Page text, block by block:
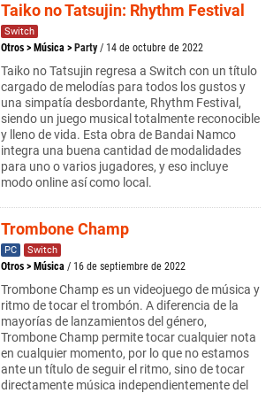
Taiko no Tatsujin: Rhythm Festival
Switch
Otros > Música > Party / 14 de octubre de 2022
Taiko no Tatsujin regresa a Switch con un título
cargado de melodías para todos los gustos y
una simpatía desbordante, Rhythm Festival,
siendo un juego musical totalmente reconocible
y lleno de vida. Esta obra de Bandai Namco
integra una buena cantidad de modalidades
para uno o varios jugadores, y eso incluye
modo online así como local.
Trombone Champ
PC Switch
Otros > Música / 16 de septiembre de 2022
Trombone Champ es un videojuego de música y
ritmo de tocar el trombón. A diferencia de la
mayorías de lanzamientos del género,
Trombone Champ permite tocar cualquier nota
en cualquier momento, por lo que no estamos
ante un título de seguir el ritmo, sino de tocar
directamente música independientemente del